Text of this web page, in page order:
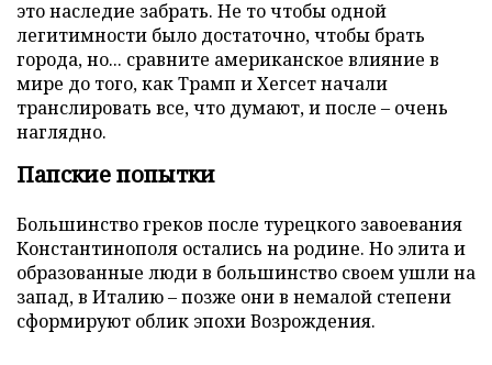
это наследие забрать. Не то чтобы одной
легитимности было достаточно, чтобы брать
города, но... сравните американское влияние в
мире до того, как Трамп и Хегсет начали
транслировать все, что думают, и после – очень
наглядно.
Папские попытки
Большинство греков после турецкого завоевания
Константинополя остались на родине. Но элита и
образованные люди в большинство своем ушли на
запад, в Италию – позже они в немалой степени
сформируют облик эпохи Возрождения.